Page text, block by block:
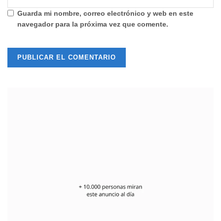
Guarda mi nombre, correo electrónico y web en este
navegador para la próxima vez que comente.